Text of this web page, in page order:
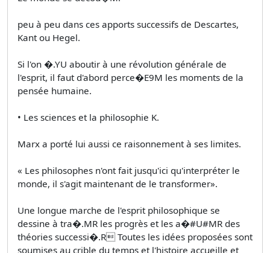
peu à peu dans ces apports successifs de Descartes,
Kant ou Hegel.
Si l'on �.YU aboutir à une révolution générale de
l'esprit, il faut d'abord perce�E9M les moments de la
pensée humaine.
• Les sciences et la philosophie K.
Marx a porté lui aussi ce raisonnement à ses limites.
« Les philosophes n'ont fait jusqu'ici qu'interpréter le
monde, il s'agit maintenant de le transformer».
Une longue marche de l'esprit philosophique se
dessine à tra�.MR les progrès et les a�#U#MR des
théories successi�.R Toutes les idées proposées sont
soumises au crible du temps et l'histoire accueille et